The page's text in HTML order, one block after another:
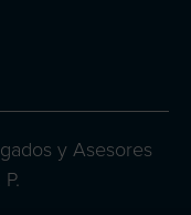
y Asesores